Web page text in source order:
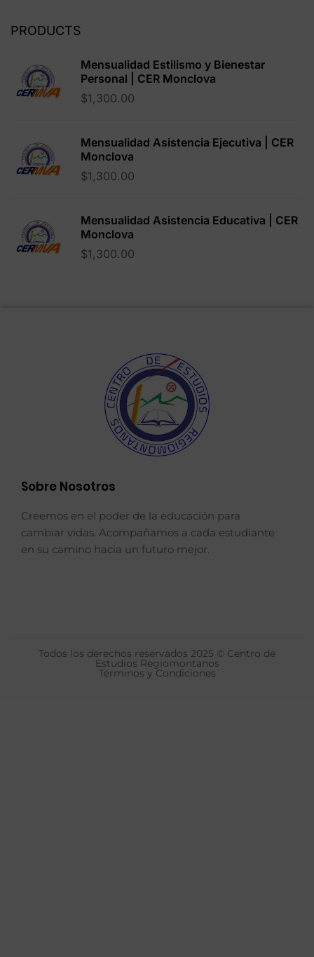
PRODUCTS
Mensualidad Estilismo y Bienestar
Personal | CER Monclova
$1,300.00
Mensualidad Asistencia Ejecutiva | CER
Monclova
$1,300.00
Mensualidad Asistencia Educativa | CER
Monclova
$1,300.00
Sobre Nosotros
Creemos en el poder de la educación para
cambiar vidas. Acompañamos a cada estudiante
en su camino hacia un futuro mejor.
Todos los derechos reservados 2025 © Centro de
Estudios Regiomontanos
Términos y Condiciones